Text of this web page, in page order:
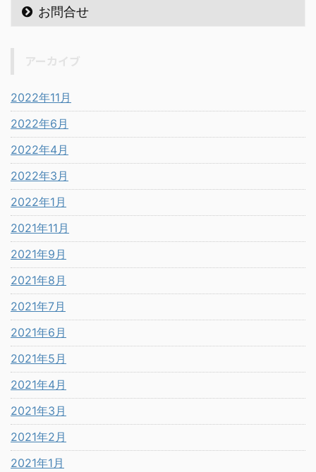
お問合せ
2022年11月
2022年6月
2022年4月
2022年3月
2022年1月
2021年11月
2021年9月
2021年8月
2021年7月
2021年6月
2021年5月
2021年4月
2021年3月
2021年2月
2021年1月